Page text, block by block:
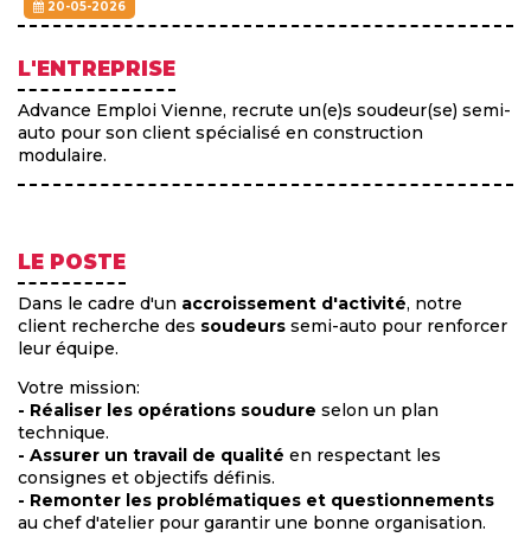
20-05-2026
L'ENTREPRISE
Advance Emploi Vienne, recrute un(e)s soudeur(se) semi-
auto pour son client spécialisé en construction
modulaire.
LE POSTE
Dans le cadre d'un accroissement d'activité, notre
client recherche des soudeurs semi-auto pour renforcer
leur équipe.
Votre mission:
- Réaliser les opérations soudure selon un plan
technique.
- Assurer un travail de qualité en respectant les
consignes et objectifs définis.
- Remonter les problématiques et questionnements
au chef d'atelier pour garantir une bonne organisation.